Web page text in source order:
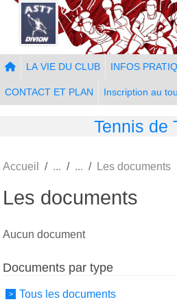
LA VIE DU CLUB INFOS
CONTACT ET PLAN Inscription au
Tennis de
Accueil Les documents
Les documents
Aucun document
Documents par type
Tous les documents
Panneau de gestion des cookies